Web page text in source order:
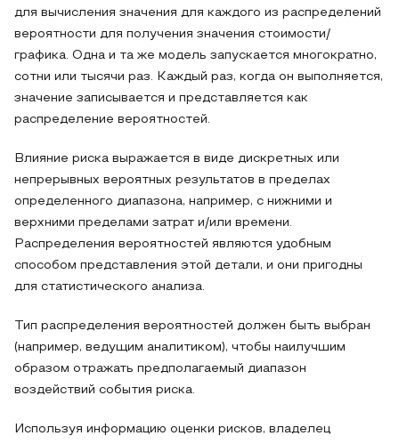
для вычисления значения для каждого из распределений
вероятности для получения значения стоимости/
графика. Одна и та же модель запускается многократно,
сотни или тысячи раз. Каждый раз, когда он выполняется,
значение записывается и представляется как
распределение вероятностей.
Влияние риска выражается в виде дискретных или
непрерывных вероятных результатов в пределах
определенного диапазона, например, с нижними и
верхними пределами затрат и/или времени.
Распределения вероятностей являются удобным
способом представления этой детали, и они пригодны
для статистического анализа.
Тип распределения вероятностей должен быть выбран
(например, ведущим аналитиком), чтобы наилучшим
образом отражать предполагаемый диапазон
воздействий события риска.
Используя информацию оценки рисков, владелец